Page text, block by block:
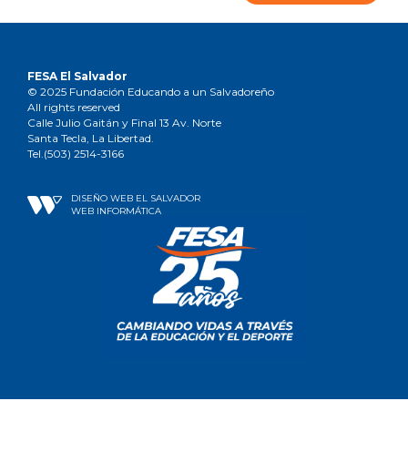
FESA El Salvador
© 2025 Fundación Educando a un Salvadoreño
All rights reserved
Calle Julio Gaitán y Final 13 Av. Norte
Santa Tecla, La Libertad.
Tel.(503) 2514-3166
DISEÑO WEB EL SALVADOR
WEB INFORMÁTICA